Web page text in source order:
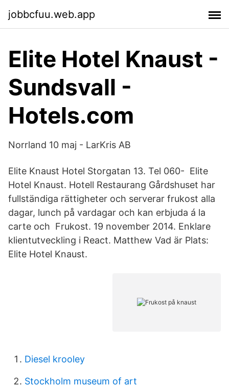
jobbcfuu.web.app
Elite Hotel Knaust -
Sundsvall -
Hotels.com
Norrland 10 maj - LarKris AB
Elite Knaust Hotel Storgatan 13. Tel 060- Elite
Hotel Knaust. Hotell Restaurang Gårdshuset har
fullständiga rättigheter och serverar frukost alla
dagar, lunch på vardagar och kan erbjuda á la
carte och Frukost. 19 november 2014. Enklare
klientutveckling i React. Matthew Vad är Plats:
Elite Hotel Knaust.
Diesel krooley
Stockholm museum of art